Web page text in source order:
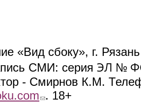
«Вид сбоку», г.
СМИ: серия ЭЛ №
- Смирнов К.М.
(link sends e-mail)
. 18+